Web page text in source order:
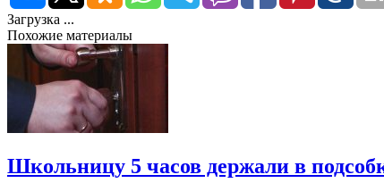
Загрузка ...
Похожие материалы
Школьницу 5 часов держали в